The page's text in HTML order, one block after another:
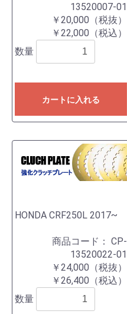
13520007-01
￥20,000（税抜）
￥22,000（税込）
数量
カートに入れる
HONDA CRF250L 2017~
商品コード： CP-
13520022-01
￥24,000（税抜）
￥26,400（税込）
数量